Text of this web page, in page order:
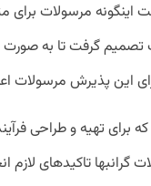
مرسولات برای
گرفت تا به
این پذیرش مرسولات
برای تهیه و طراحی
گرانبها تاکیدهای